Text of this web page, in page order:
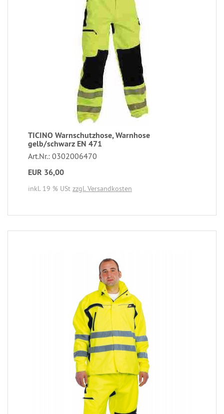
TICINO Warnschutzhose, Warnhose
gelb/schwarz EN 471
Art.Nr.: 0302006470
EUR 36,00
inkl. 19 % USt zzgl. Versandkosten